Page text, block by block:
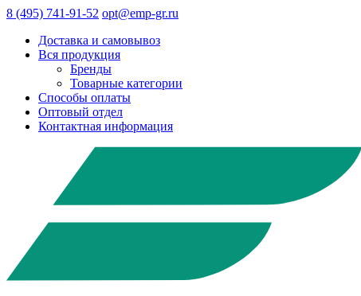
8 (495) 741-91-52 opt@emp-gr.ru
Доставка и самовывоз
Вся продукция
Бренды
Товарные категории
Способы оплаты
Оптовый отдел
Контактная информация